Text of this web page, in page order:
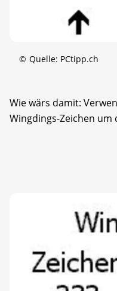
© Quelle: PCtipp.ch
Wie wärs damit:
Wingdings-Zeichen um